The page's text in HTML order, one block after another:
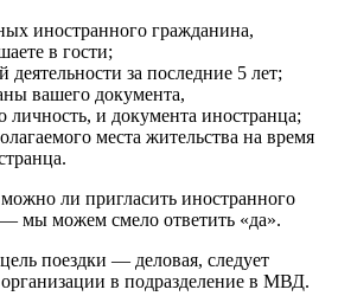
иностранного гражданина,
в гости;
деятельности за последние 5 лет;
вашего документа,
личность, и документа иностранца;
места жительства на время
ли пригласить иностранного
мы можем смело ответить «да».
поездки ― деловая, следует
организации в подразделение в МВД.